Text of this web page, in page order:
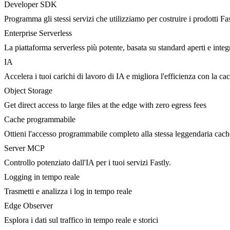
Developer SDK
Programma gli stessi servizi che utilizziamo per costruire i prodotti
Enterprise Serverless
La piattaforma serverless più potente, basata su standard aperti e
IA
Accelera i tuoi carichi di lavoro di IA e migliora l'efficienza con la
Object Storage
Get direct access to large files at the edge with zero egress fees
Cache programmabile
Ottieni l'accesso programmabile completo alla stessa leggendaria
Server MCP
Controllo potenziato dall'IA per i tuoi servizi Fastly.
Logging in tempo reale
Trasmetti e analizza i log in tempo reale
Edge Observer
Esplora i dati sul traffico in tempo reale e storici